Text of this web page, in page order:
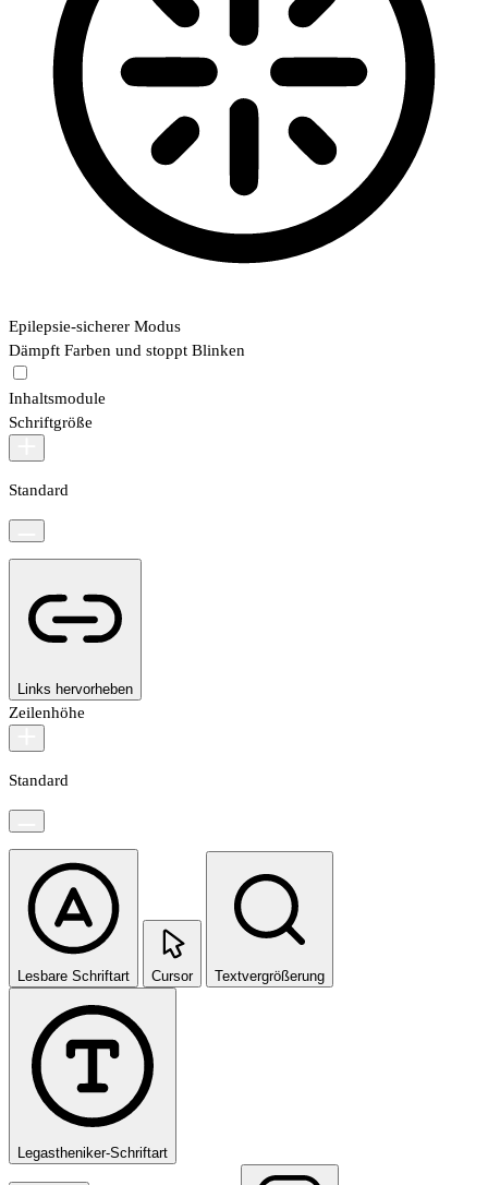
Epilepsie-sicherer Modus
Dämpft Farben und stoppt Blinken
Inhaltsmodule
Schriftgröße
Standard
Links hervorheben
Zeilenhöhe
Standard
Lesbare Schriftart Cursor Textvergrößerung
Legastheniker-Schriftart